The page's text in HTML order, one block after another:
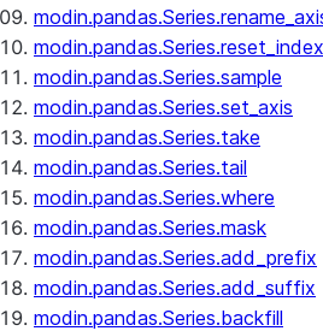
modin.pandas.Series.reset_index
modin.pandas.Series.sample
modin.pandas.Series.set_axis
modin.pandas.Series.take
modin.pandas.Series.tail
modin.pandas.Series.where
modin.pandas.Series.mask
modin.pandas.Series.add_prefix
modin.pandas.Series.add_suffix
modin.pandas.Series.backfill